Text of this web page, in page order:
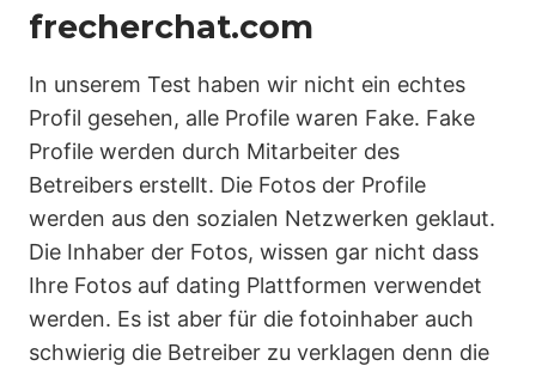
frecherchat.com
In unserem Test haben wir nicht ein echtes
Profil gesehen, alle Profile waren Fake. Fake
Profile werden durch Mitarbeiter des
Betreibers erstellt. Die Fotos der Profile
werden aus den sozialen Netzwerken geklaut.
Die Inhaber der Fotos, wissen gar nicht dass
Ihre Fotos auf dating Plattformen verwendet
werden. Es ist aber für die fotoinhaber auch
schwierig die Betreiber zu verklagen denn die